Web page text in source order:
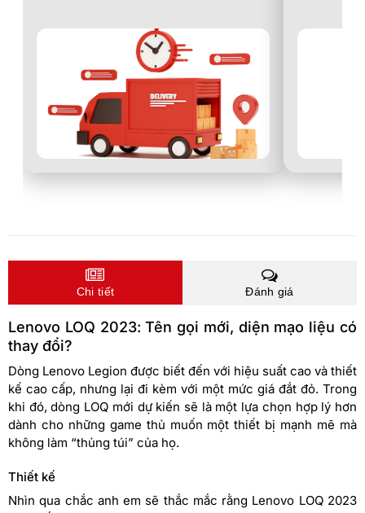
Chi tiết Đánh giá
Lenovo LOQ 2023: Tên gọi mới, diện mạo liệu có
thay đổi?
Dòng Lenovo Legion được biết đến với hiệu suất cao và thiết
kế cao cấp, nhưng lại đi kèm với một mức giá đắt đỏ. Trong
khi đó, dòng LOQ mới dự kiến ​​sẽ là một lựa chọn hợp lý hơn
dành cho những game thủ muốn một thiết bị mạnh mẽ mà
không làm “thủng túi” của họ.
Thiết kế
Nhìn qua chắc anh em sẽ thắc mắc rằng Lenovo LOQ 2023